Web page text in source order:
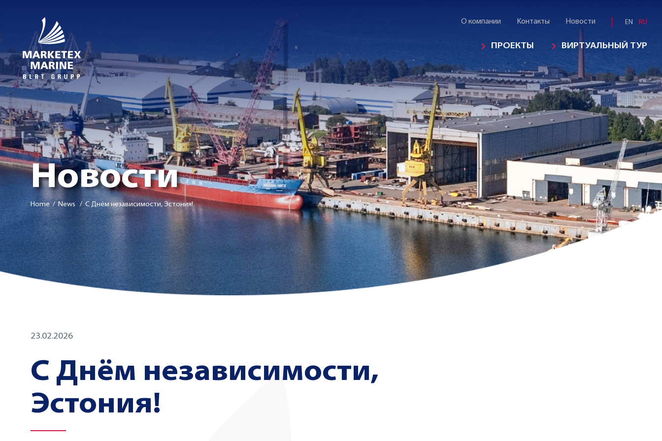
О компании Kонтакты Новости EN RU
ПРОЕКТЫ ВИРТУАЛЬНЫЙ ТУР
Новости
Home/ News / С Днём независимости, Эстония!
23.02.2026
С Днём независимости,
Эстония!